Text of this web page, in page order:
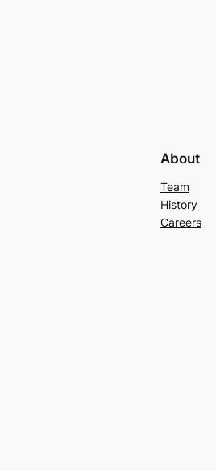
About
Team
History
Careers